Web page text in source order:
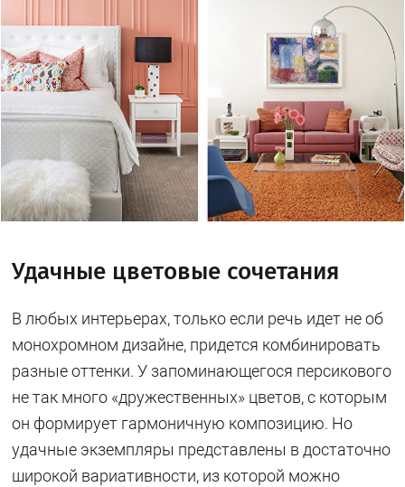
Удачные цветовые сочетания
В любых интерьерах, только если речь идет не об
монохромном дизайне, придется комбинировать
разные оттенки. У запоминающегося персикового
не так много «дружественных» цветов, с которым
он формирует гармоничную композицию. Но
удачные экземпляры представлены в достаточно
широкой вариативности, из которой можно